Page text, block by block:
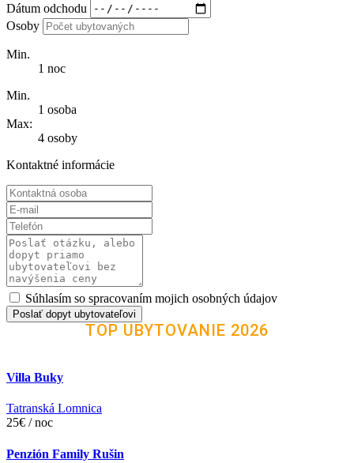
Dátum odchodu
Osoby
Min.
1 noc
Min.
1 osoba
Max:
4 osoby
Kontaktné informácie
Súhlasím so spracovaním mojich osobných údajov
Poslať dopyt ubytovateľovi
TOP UBYTOVANIE 2026
Villa Buky
Tatranská Lomnica
25€ / noc
Penzión Family Rušin